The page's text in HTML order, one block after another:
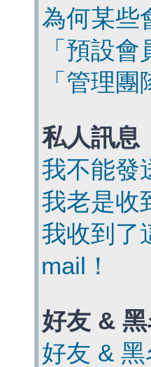
為何某些
「預設
「管理
私人訊息
我不能發
我老是收
我收到了
mail！
好友 &
好友 & 黑